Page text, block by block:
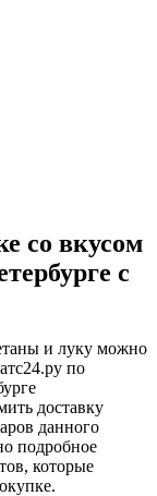
со вкусом
с
и луку можно
по
доставку
данного
подробное
которые